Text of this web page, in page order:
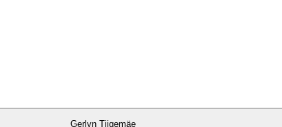
Gerlyn Tiigemäe